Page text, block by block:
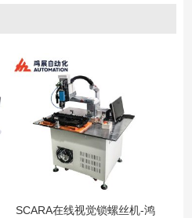
SCARA在线视觉锁螺丝机-鸿